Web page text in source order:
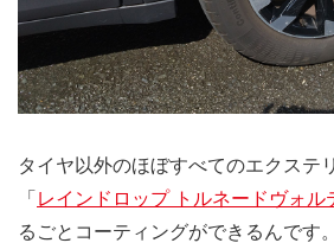
タイヤ以外のほぼすべてのエクステ
「 レインドロップ トルネードヴォル
るごとコーティングができるんです。